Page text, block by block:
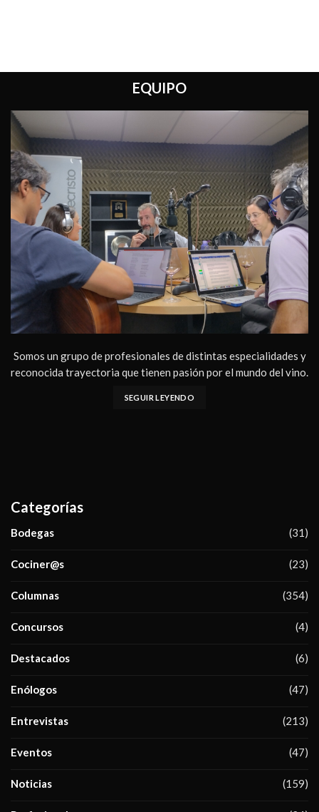
EQUIPO
Somos un grupo de profesionales de distintas especialidades y
reconocida trayectoria que tienen pasión por el mundo del vino.
SEGUIR LEYENDO
Categorías
Bodegas (31)
Cociner@s (23)
Columnas (354)
Concursos (4)
Destacados (6)
Enólogos (47)
Entrevistas (213)
Eventos (47)
Noticias (159)